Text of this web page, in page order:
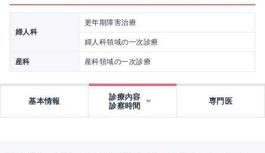
婦人科
更年期障害治療
婦人科領域の一次診療
産科 産科領域の一次診療
基本情報
診療内容
診察時間
専門医